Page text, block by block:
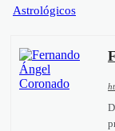
Astrológicos